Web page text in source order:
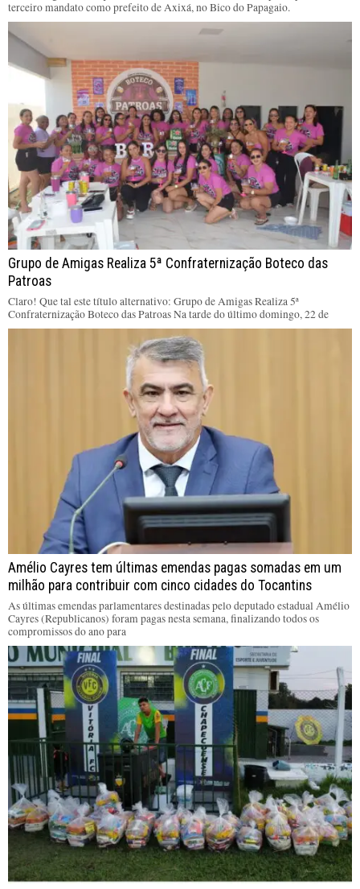
terceiro mandato como prefeito de Axixá, no Bico do Papagaio.
Grupo de Amigas Realiza 5ª Confraternização Boteco das
Patroas
Claro! Que tal este título alternativo: Grupo de Amigas Realiza 5ª
Confraternização Boteco das Patroas Na tarde do último domingo, 22 de
Amélio Cayres tem últimas emendas pagas somadas em um
milhão para contribuir com cinco cidades do Tocantins
As últimas emendas parlamentares destinadas pelo deputado estadual Amélio
Cayres (Republicanos) foram pagas nesta semana, finalizando todos os
compromissos do ano para